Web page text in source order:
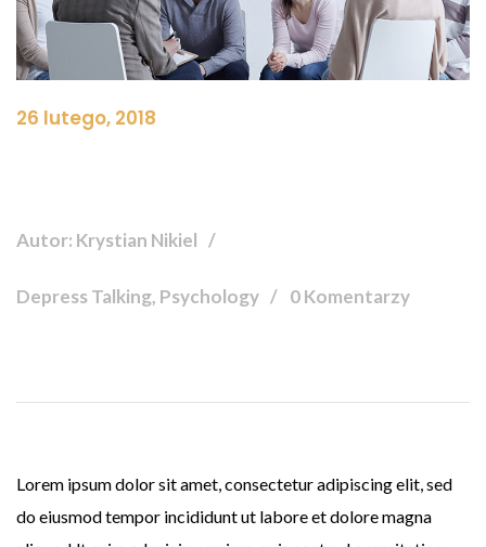
26 lutego, 2018
Autor: Krystian Nikiel
Depress Talking, Psychology 0 Komentarzy
Lorem ipsum dolor sit amet, consectetur adipiscing elit, sed
do eiusmod tempor incididunt ut labore et dolore magna